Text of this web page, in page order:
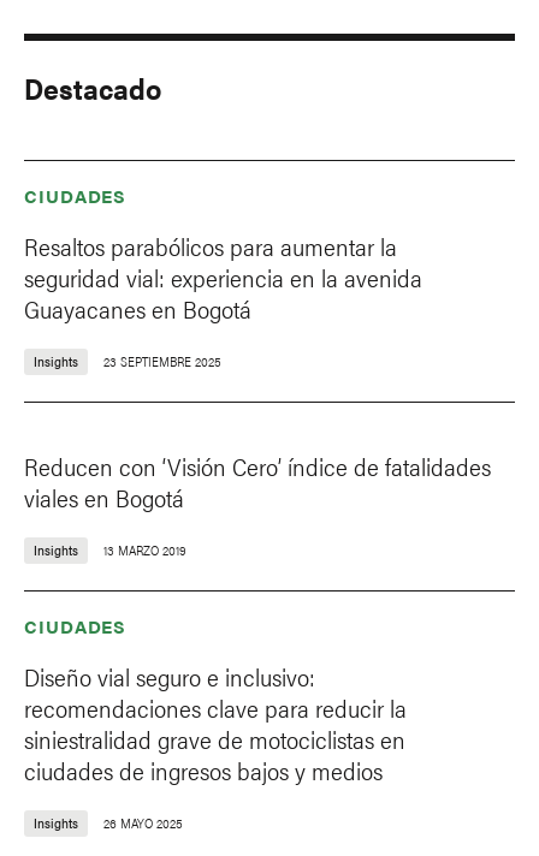
Destacado
CIUDADES
Resaltos parabólicos para aumentar la
seguridad vial: experiencia en la avenida
Guayacanes en Bogotá
Insights 23 SEPTIEMBRE 2025
Reducen con ‘Visión Cero’ índice de fatalidades
viales en Bogotá
Insights 13 MARZO 2019
CIUDADES
Diseño vial seguro e inclusivo:
recomendaciones clave para reducir la
siniestralidad grave de motociclistas en
ciudades de ingresos bajos y medios
Insights 26 MAYO 2025